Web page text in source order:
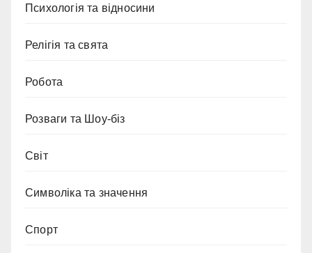
Психологія та відносини
Релігія та свята
Робота
Розваги та Шоу-біз
Світ
Символіка та значення
Спорт